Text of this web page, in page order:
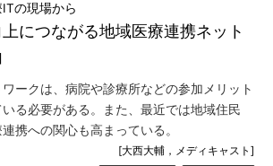
につながる地域医療連携ネット
ITの現場から
ークは、病院や診療所などの参加メリット
る必要がある。また、最近では地域住民
携への関心も高まっている。
[大西大輔，メディキャスト]